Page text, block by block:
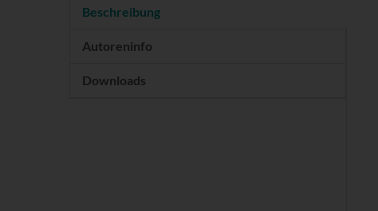
Beschreibung
Autoreninfo
Downloads